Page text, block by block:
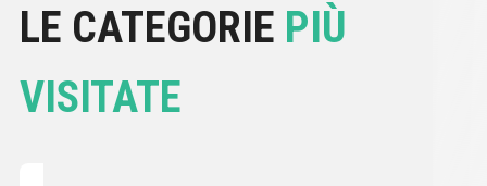
LE CATEGORIE PIÙ
VISITATE